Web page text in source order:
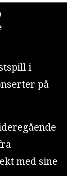
i
på
med sine